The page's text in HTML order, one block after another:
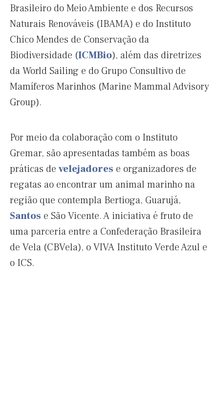
Brasileiro do Meio Ambiente e dos Recursos
Naturais Renováveis (IBAMA) e do Instituto
Chico Mendes de Conservação da
Biodiversidade (ICMBio), além das diretrizes
da World Sailing e do Grupo Consultivo de
Mamíferos Marinhos (Marine Mammal Advisory
Group).
Por meio da colaboração com o Instituto
Gremar, são apresentadas também as boas
práticas de velejadores e organizadores de
regatas ao encontrar um animal marinho na
região que contempla Bertioga, Guarujá,
Santos e São Vicente. A iniciativa é fruto de
uma parceria entre a Confederação Brasileira
de Vela (CBVela), o VIVA Instituto Verde Azul e
o ICS.